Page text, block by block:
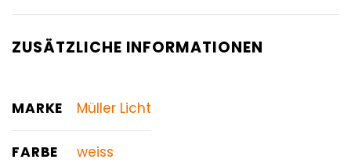
ZUSÄTZLICHE INFORMATIONEN
MARKE Müller Licht
FARBE weiss